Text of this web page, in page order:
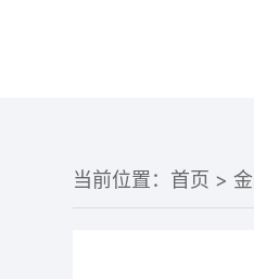
当前位置： 首页 >